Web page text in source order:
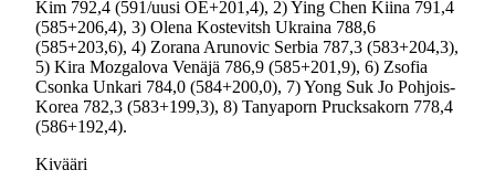
Kim 792,4 (591/uusi OE+201,4), 2) Ying Chen Kiina 791,4
(585+206,4), 3) Olena Kostevitsh Ukraina 788,6
(585+203,6), 4) Zorana Arunovic Serbia 787,3 (583+204,3),
5) Kira Mozgalova Venäjä 786,9 (585+201,9), 6) Zsofia
Csonka Unkari 784,0 (584+200,0), 7) Yong Suk Jo Pohjois-
Korea 782,3 (583+199,3), 8) Tanyaporn Prucksakorn 778,4
(586+192,4).
Kivääri